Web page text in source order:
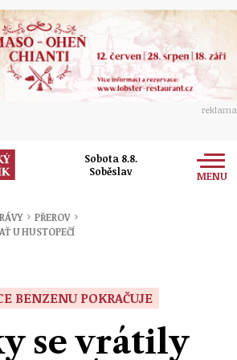
reklama
Sobota 8.8.
Soběslav
MENU
› PŘEROV ›
U HUSTOPEČÍ
BENZENU POKRAČUJE
se vrátily